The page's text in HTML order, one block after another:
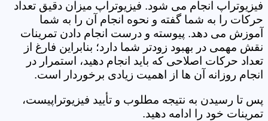
فیزیوتراپ انجام می شود. فیزیوتراپ میزان دقیق تعداد
حرکات را به شما گفته و نحوه انجام آن را به شما
آموزش می دهد. پیوسته و درست انجام دادن تمرینات
نقش مهمی در بهبود زودتر شما دارد؛ بنابراین فارغ از
تعداد حرکات اصلاحی که باید انجام دهید، استمرار در
انجام روزانه آن ها از اهمیت زیادی برخوردار است.
پس تا رسیدن به نتیجه مطلوب و تأیید فیزیوتراپیست،
تمرینات خود را ادامه دهید.